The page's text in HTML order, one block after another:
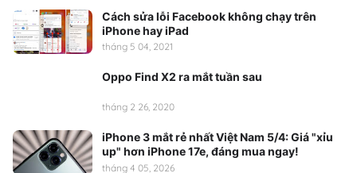
Cách sửa lỗi Facebook không chạy trên
iPhone hay iPad
tháng 5 04, 2021
Oppo Find X2 ra mắt tuần sau
tháng 2 26, 2020
iPhone 3 mắt rẻ nhất Việt Nam 5/4: Giá "xỉu
up" hơn iPhone 17e, đáng mua ngay!
tháng 4 05, 2026